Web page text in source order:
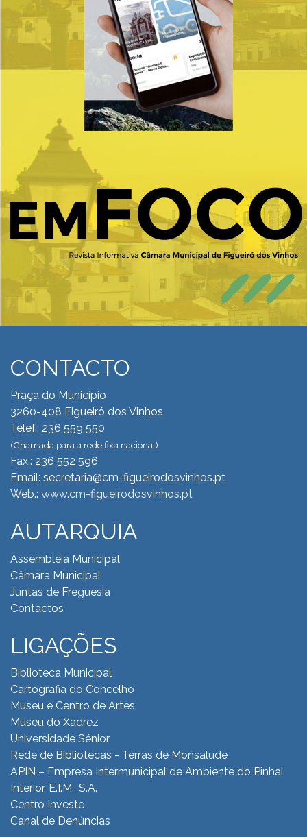
CONTACTO
Praça do Município
3260-408 Figueiró dos Vinhos
Telef.: 236 559 550
(Chamada para a rede fixa nacional)
Fax.: 236 552 596
Email: secretaria@cm-figueirodosvinhos.pt
Web.: www.cm-figueirodosvinhos.pt
AUTARQUIA
Assembleia Municipal
Câmara Municipal
Juntas de Freguesia
Contactos
LIGAÇÕES
Biblioteca Municipal
Cartografia do Concelho
Museu e Centro de Artes
Museu do Xadrez
Universidade Sénior
Rede de Bibliotecas - Terras de Monsalude
APIN – Empresa Intermunicipal de Ambiente do Pinhal
Interior, E.I.M., S.A.
Centro Investe
Canal de Denúncias